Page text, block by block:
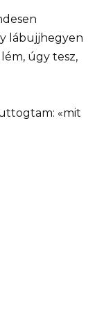
lábujjhegyen
úgy tesz,
«mit